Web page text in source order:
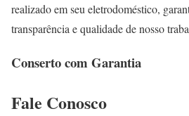
realizado em seu eletrodoméstico,
transparência e qualidade de nosso
Conserto com Garantia
Fale Conosco